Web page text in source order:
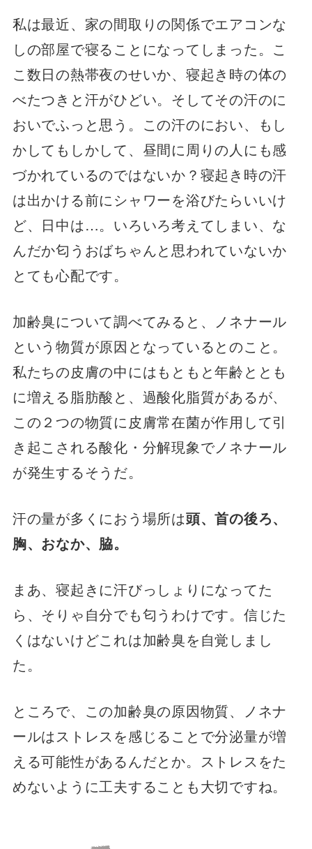
私は最近、家の間取りの関係でエアコンな
しの部屋で寝ることになってしまった。こ
こ数日の熱帯夜のせいか、寝起き時の体の
べたつきと汗がひどい。そしてその汗のに
おいでふっと思う。この汗のにおい、もし
かしてもしかして、昼間に周りの人にも感
づかれているのではないか？寝起き時の汗
は出かける前にシャワーを浴びたらいいけ
ど、日中は…。いろいろ考えてしまい、な
んだか匂うおばちゃんと思われていないか
とても心配です。
加齢臭について調べてみると、ノネナール
という物質が原因となっているとのこと。
私たちの皮膚の中にはもともと年齢ととも
に増える脂肪酸と、過酸化脂質があるが、
この２つの物質に皮膚常在菌が作用して引
き起こされる酸化・分解現象でノネナール
が発生するそうだ。
汗の量が多くにおう場所は頭、首の後ろ、
胸、おなか、脇。
まあ、寝起きに汗びっしょりになってた
ら、そりゃ自分でも匂うわけです。信じた
くはないけどこれは加齢臭を自覚しまし
た。
ところで、この加齢臭の原因物質、ノネナ
ールはストレスを感じることで分泌量が増
える可能性があるんだとか。ストレスをた
めないように工夫することも大切ですね。